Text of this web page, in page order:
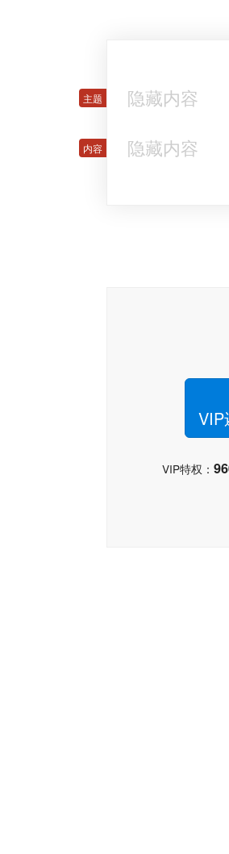
隐藏内容
隐藏内容
VIP
VIP特权：